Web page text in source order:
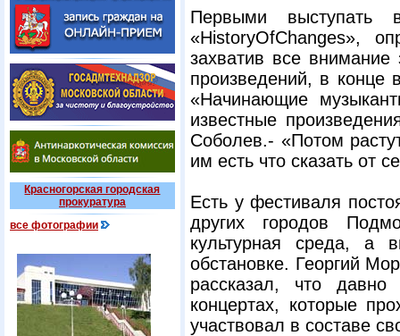
Красногорская городская
прокуратура
все фотографии
Первыми выступать
«HistoryOfChanges»,
захватив все внимание
произведений, в конце
«Начинающие
известные
Соболев.- «Потом
им есть что сказать от
Есть у фестиваля
других городов
культурная среда, а
обстановке. Георгий
рассказал, что
концертах, которые
участвовал в составе